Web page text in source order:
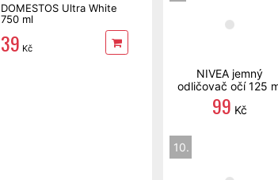
DOMESTOS Ultra White
750 ml
39 Kč
NIVEA jemný
odličovač očí 125
99 Kč
10.